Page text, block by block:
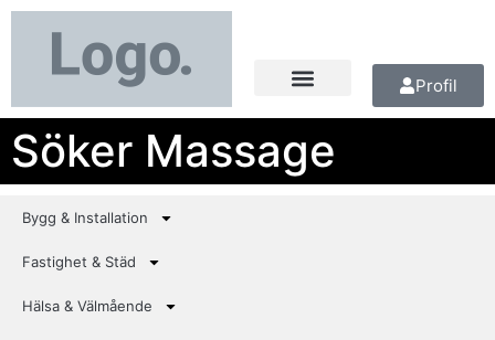
Profil
Söker Massage
Bygg & Installation
Fastighet & Städ
Hälsa & Välmående